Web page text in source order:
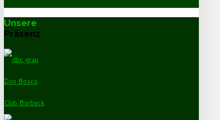
Unsere
Präsenz
Don Bosco
Club Borbeck